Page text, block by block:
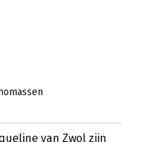
van Zwol zijn